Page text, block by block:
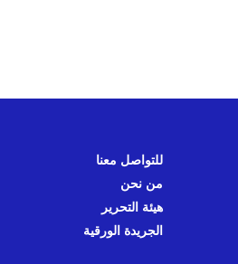
للتواصل معنا
من نحن
هيئة التحرير
الجريدة الورقية